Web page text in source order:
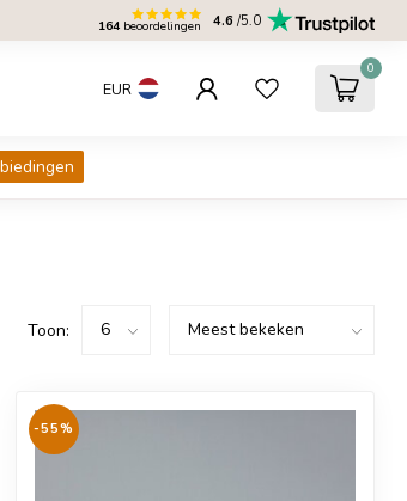
164 beoordelingen 4.6 /5.0
EUR
0
Toon:
-55%